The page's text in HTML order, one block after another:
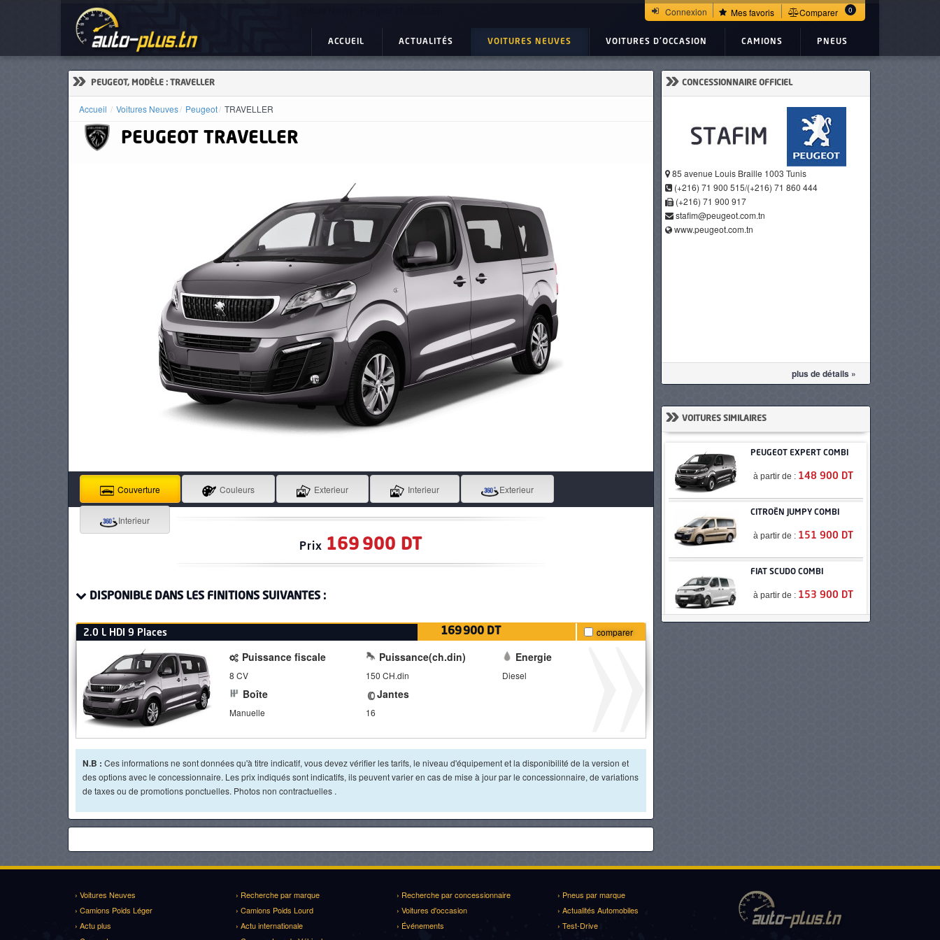
Connexion Mes favoris Comparer 0
ACCUEIL ACTUALITÉS VOITURES NEUVES VOITURES D'OCCASION CAMIONS PNEUS
» PEUGEOT, MODÈLE : TRAVELLER
Accueil Voitures Neuves Peugeot TRAVELLER
PEUGEOT TRAVELLER
Couverture Couleurs Exterieur Interieur Exterieur
Interieur
Prix 169 900 DT
DISPONIBLE DANS LES FINITIONS SUIVANTES :
comparer
2.0 L HDI 9 Places 169 900 DT
Puissance fiscale
8 CV
Puissance(ch.din)
150 CH.din
Energie
Diesel
Boîte
Manuelle
Jantes
16
N.B : Ces informations ne sont données qu'à titre indicatif, vous devez vérifier les tarifs, le niveau d'équipement et la disponibilité de la version et
des options avec le concessionnaire. Les prix indiqués sont indicatifs, ils peuvent varier en cas de mise à jour par le concessionnaire, de variations
de taxes ou de promotions ponctuelles. Photos non contractuelles .
» CONCESSIONNAIRE OFFICIEL
85 avenue Louis Braille 1003 Tunis
(+216) 71 900 515/(+216) 71 860 444
(+216) 71 900 917
stafim@peugeot.com.tn
www.peugeot.com.tn
plus de détails »
» VOITURES SIMILAIRES
PEUGEOT EXPERT COMBI
à partir de : 148 900 DT
CITROËN JUMPY COMBI
à partir de : 151 900 DT
FIAT SCUDO COMBI
à partir de : 153 900 DT
› Voitures Neuves › Recherche par marque › Recherche par concessionnaire
› Pneus par marque
› Camions Poids Léger
› Camions Poids Lourd › Voitures d'occasion
› Actualités Automobiles
› Actu plus
› Actu internationale › Événements
› Test-Drive
ACTUALITÉS